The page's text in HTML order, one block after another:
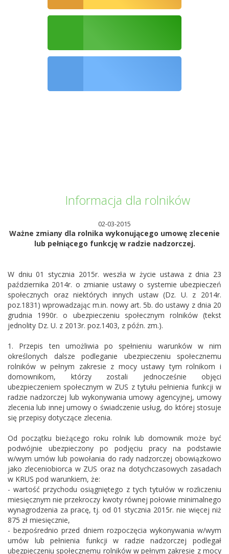
Informacja dla rolników
02-03-2015
Ważne zmiany dla rolnika wykonującego umowę zlecenie
lub pełniącego funkcję w radzie nadzorczej.
W dniu 01 stycznia 2015r. weszła w życie ustawa z dnia 23
października 2014r. o zmianie ustawy o systemie ubezpieczeń
społecznych oraz niektórych innych ustaw (Dz. U. z 2014r.
poz.1831) wprowadzając m.in. nowy art. 5b. do ustawy z dnia 20
grudnia 1990r. o ubezpieczeniu społecznym rolników (tekst
jednolity Dz. U. z 2013r. poz.1403, z późn. zm.).
1. Przepis ten umożliwia po spełnieniu warunków w nim
określonych dalsze podleganie ubezpieczeniu społecznemu
rolników w pełnym zakresie z mocy ustawy tym rolnikom i
domownikom, którzy zostali jednocześnie objęci
ubezpieczeniem społecznym w ZUS z tytułu pełnienia funkcji w
radzie nadzorczej lub wykonywania umowy agencyjnej, umowy
zlecenia lub innej umowy o świadczenie usług, do której stosuje
się przepisy dotyczące zlecenia.
Od początku bieżącego roku rolnik lub domownik może być
podwójnie ubezpieczony po podjęciu pracy na podstawie
w/wym umów lub powołania do rady nadzorczej obowiązkowo
jako zleceniobiorca w ZUS oraz na dotychczasowych zasadach
w KRUS pod warunkiem, że:
- wartość przychodu osiągniętego z tych tytułów w rozliczeniu
miesięcznym nie przekroczy kwoty równej połowie minimalnego
wynagrodzenia za pracę, tj. od 01 stycznia 2015r. nie więcej niż
875 zł miesięcznie,
- bezpośrednio przed dniem rozpoczęcia wykonywania w/wym
umów lub pełnienia funkcji w radzie nadzorczej podlegał
ubezpieczeniu społecznemu rolników w pełnym zakresie z mocy